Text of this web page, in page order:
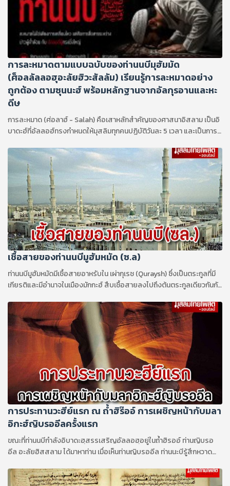
การละหมาดตามแบบฉบับของท่านนบีมุฮัมมัด
(ศ็อลลัลลอฮุอะลัยฮิวะสัลลัม) เรียนรู้การละหมาดอย่าง
ถูกต้อง ตามซุนนะฮ์ พร้อมหลักฐานจากอัลกุรอานและหะ
ดีษ
การละหมาด (ศ่อลาฮ์ - Salah) คือเสาหลักสำคัญของศาสนาอิสลาม เป็นอิ
บาดะฮ์ที่อัลลอฮ์ทรงกำหนดให้มุสลิมทุกคนปฏิบัติวันละ 5 เวลา และเป็นการ
เชื้อสายของท่านนบีมูฮัมหมัด (ซ.ล)
ท่านนบีมูฮัมหมัดมีเชื้อสายอาหรับใน เผ่ากุเรช (Quraysh) ซึ่งเป็นตระกูลที่มี
เกียรติและมีอำนาจในเมืองมักกะฮ์ สืบเชื้อสายลงไปถึงต้นตระกูลเดียวกันกับ
การประทานวะฮีย์แรก ณ ถ้ำฮิร๊ออ์ การเผชิญหน้ากับมลา
อิกะฮ์ญิบรออีลครั้งแรก
ขณะที่ท่านนบีกำลังอิบาดะฮฺสรรเสริญอัลลอฮฺอยู่ในถ้ำฮิรออ์ ท่านญิบรอ
อีล อะลัยฮิสสลาม ได้มาหาท่าน เมื่อเห็นท่านญิบรออีล ท่านนะบีรู้สึกหวาด